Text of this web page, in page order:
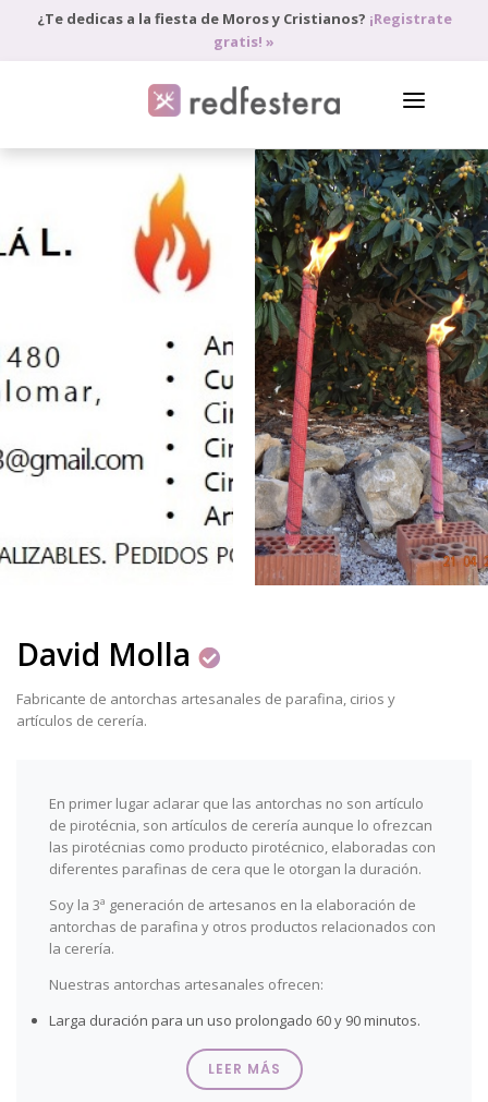
¿Te dedicas a la fiesta de Moros y Cristianos? ¡Registrate
gratis! »
DIRECTORIO DE PROFESIONALES
PEDIR PRESUPUESTO
David Molla
Fabricante de antorchas artesanales de parafina, cirios y
artículos de cerería.
En primer lugar aclarar que las antorchas no son artículo
de pirotécnia, son artículos de cerería aunque lo ofrezcan
las pirotécnias como producto pirotécnico, elaboradas con
diferentes parafinas de cera que le otorgan la duración.
Soy la 3ª generación de artesanos en la elaboración de
antorchas de parafina y otros productos relacionados con
la cerería.
Nuestras antorchas artesanales ofrecen:
Larga duración para un uso prolongado 60 y 90 minutos.
Materiales de alta calidad, resistentes y confiables.
No con tienen productos químicos como fósforo, polvo de
LEER MÁS